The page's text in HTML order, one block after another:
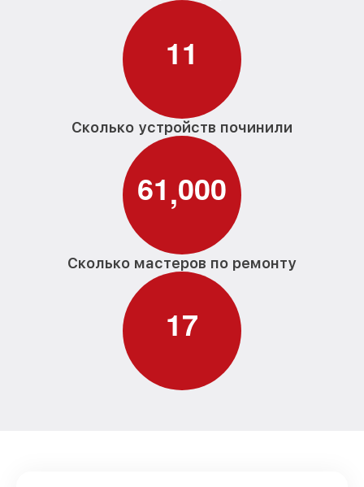
11
Сколько устройств починили
61,000
Сколько мастеров по ремонту
17